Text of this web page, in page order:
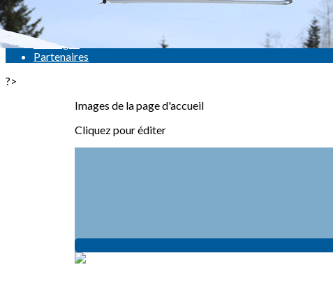
Contact
Campagne de Dons 2023/2024
Sondages
Partenaires
?>
Images de la page d'accueil
Cliquez pour éditer